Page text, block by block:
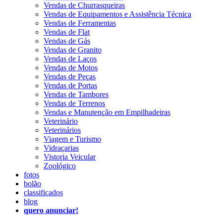
Vendas de Churrasqueiras
Vendas de Equipamentos e Assistência Técnica
Vendas de Ferramentas
Vendas de Flat
Vendas de Gás
Vendas de Granito
Vendas de Laços
Vendas de Motos
Vendas de Peças
Vendas de Portas
Vendas de Tambores
Vendas de Terrenos
Vendas e Manutenção em Empilhadeiras
Veterinário
Veterinários
Viagem e Turismo
Vidraçarias
Vistoria Veicular
Zoológico
fotos
bolão
classificados
blog
quero anunciar!